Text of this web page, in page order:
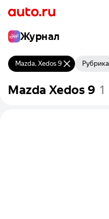
Журнал
Mazda, Xedos 9 Рубрика
MazdaXedos 9